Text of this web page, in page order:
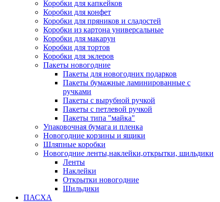
Коробки для капкейков
Коробки для конфет
Коробки для пряников и сладостей
Коробки из картона универсальные
Коробки для макарун
Коробки для тортов
Коробки для эклеров
Пакеты новогодние
Пакеты для новогодних подарков
Пакеты бумажные ламинированные с
ручками
Пакеты с вырубной ручкой
Пакеты с петлевой ручкой
Пакеты типа "майка"
Упаковочная бумага и пленка
Новогодние корзины и ящики
Шляпные коробки
Новогодние ленты,наклейки,открытки, шильдики
Ленты
Наклейки
Открытки новогодние
Шильдики
ПАСХА